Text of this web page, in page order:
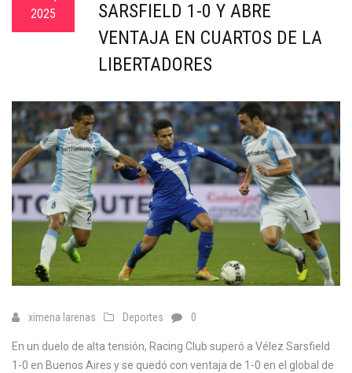
2025
SARSFIELD 1-0 Y ABRE
VENTAJA EN CUARTOS DE LA
LIBERTADORES
ximena larenas Deportes 0
En un duelo de alta tensión, Racing Club superó a Vélez Sarsfield
1-0 en Buenos Aires y se quedó con ventaja de 1-0 en el global de